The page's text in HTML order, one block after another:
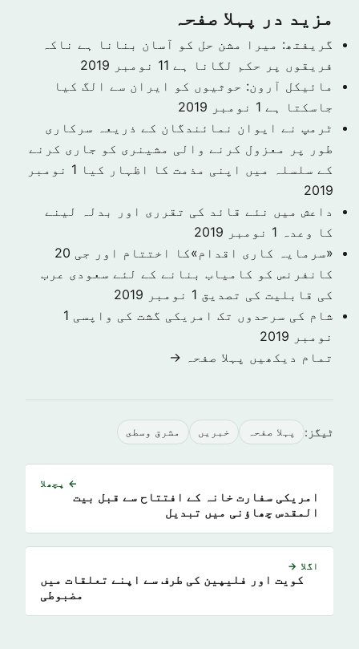
مزید در پہلا صفحہ
گریفتھ: میرا مشن حل کو آسان بنانا ہے ناکہ
فریقوں پر حکم لگانا ہے 11 نومبر 2019
مائیکل آرون: حوثیوں کو ایران سے الگ کیا
جاسکتا ہے 1 نومبر 2019
ٹرمپ نے ایوان نمائندگان کے ذریعہ سرکاری
طور پر معزول کرنے والی مشینری کو جاری کرنے
کے سلسلہ میں اپنی مذمت کا اظہار کیا
1 نومبر
2019
داعش میں نئے قائد کی تقرری اور بدلہ لینے
کا وعدہ 1 نومبر 2019
«سرمایہ کاری اقدام»کا اختتام اور جی 20
کانفرنس کو کامیاب بنانے کے لئے سعودی عرب
کی قابلیت کی تصدیق 1 نومبر 2019
شام کی سرحدوں تک امریکی گشت کی واپسی 1
نومبر 2019
تمام دیکھیں پہلا صفحہ →
ٹیگز: پہلا صفحہ خبريں مشرق وسطى
← پچھلا
امریکی سفارت خانہ کے افتتاح سے قبل بیت
المقدس چھاؤنی میں تبدیل
اگلا →
کویت اور فلیپین کی طرف سے اپنے تعلقات میں
مضبوطی